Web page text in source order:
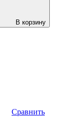
В корзину
Сравнить